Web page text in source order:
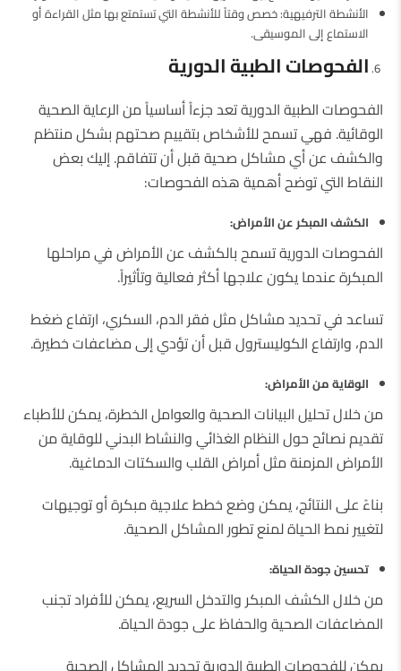
الأنشطة الترفيهية: خصص وقتاً للأنشطة التي تستمتع بها مثل القراءة أو
الاستماع إلى الموسيقى.
الفحوصات الطبية الدورية
الفحوصات الطبية الدورية تعد جزءاً أساسياً من الرعاية الصحية
الوقائية. فهي تسمح للأشخاص بتقييم صحتهم بشكل منتظم
والكشف عن أي مشاكل صحية قبل أن تتفاقم. إليك بعض
النقاط التي توضح أهمية هذه الفحوصات:
الكشف المبكر عن الأمراض:
الفحوصات الدورية تسمح بالكشف عن الأمراض في مراحلها
المبكرة عندما يكون علاجها أكثر فعالية وتأثيراً.
تساعد في تحديد مشاكل مثل فقر الدم، السكري، ارتفاع ضغط
الدم، وارتفاع الكوليسترول قبل أن تؤدي إلى مضاعفات خطيرة.
الوقاية من الأمراض:
من خلال تحليل البيانات الصحية والعوامل الخطرة، يمكن للأطباء
تقديم نصائح حول النظام الغذائي والنشاط البدني للوقاية من
الأمراض المزمنة مثل أمراض القلب والسكتات الدماغية.
بناءً على النتائج، يمكن وضع خطط علاجية مبكرة أو توجيهات
لتغيير نمط الحياة لمنع تطور المشاكل الصحية.
تحسين جودة الحياة:
من خلال الكشف المبكر والتدخل السريع، يمكن للأفراد تجنب
المضاعفات الصحية والحفاظ على جودة الحياة.
يمكن للفحوصات الطبية الدورية تحديد المشاكل الصحية